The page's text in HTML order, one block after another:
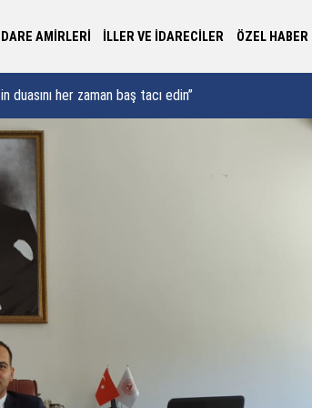
AMİRLERİ İLLER VE İDARECİLER ÖZEL HABER
ortak akılla inşa edeceğiz”